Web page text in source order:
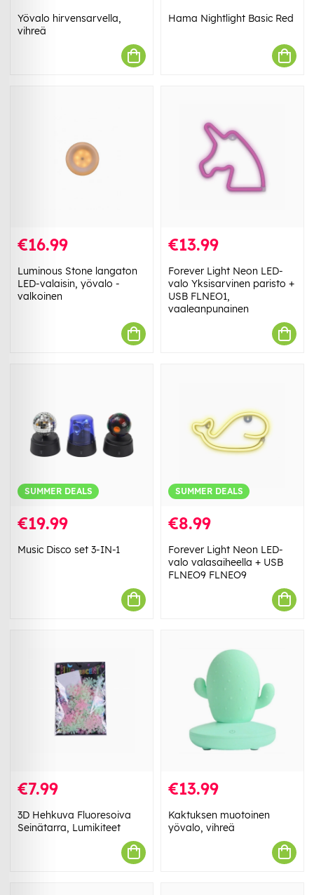
Yövalo hirvensarvella,
vihreä
Hama Nightlight Basic Red
€16.99
Luminous Stone langaton
LED-valaisin, yövalo -
valkoinen
€13.99
Forever Light Neon LED-
valo Yksisarvinen paristo +
USB FLNEO1,
vaaleanpunainen
SUMMER DEALS
€19.99
Music Disco set 3-IN-1
SUMMER DEALS
€8.99
Forever Light Neon LED-
valo valasaiheella + USB
FLNEO9 FLNEO9
€7.99
3D Hehkuva Fluoresoiva
Seinätarra, Lumikiteet
€13.99
Kaktuksen muotoinen
yövalo, vihreä